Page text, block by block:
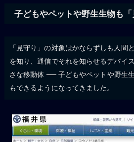
子どもやペットや野生生物も
「見守り」の対象はかならずしも人間
を知り、通信でそれを知らせるデバイ
さな移動体 ── 子どもやペットや野生
もできるようになってきました。